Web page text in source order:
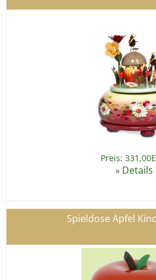
Preis:
» Details
Spieldose Apfel